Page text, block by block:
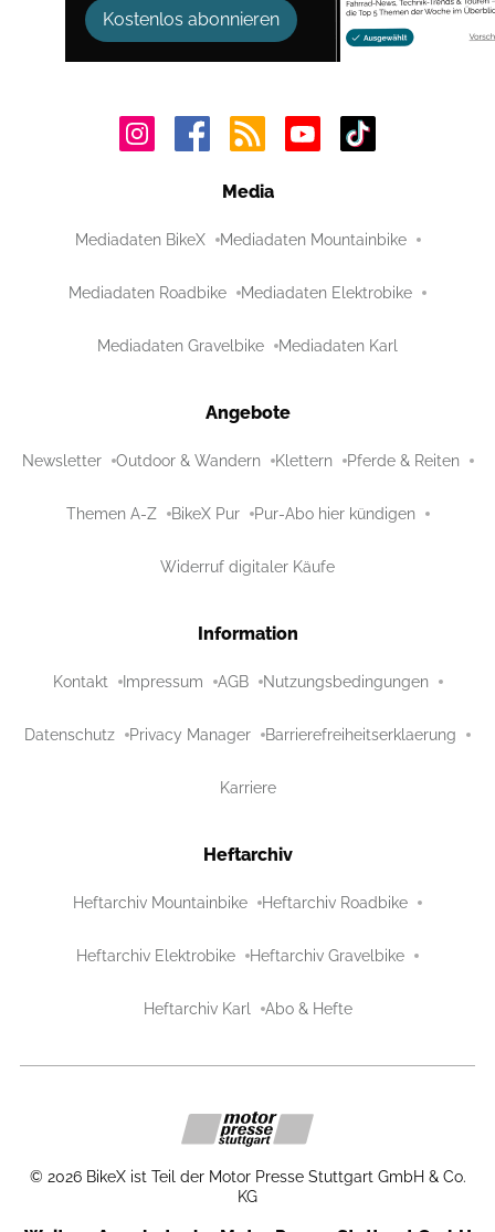
Kostenlos abonnieren
Media
Mediadaten BikeX Mediadaten Mountainbike
Mediadaten Roadbike Mediadaten Elektrobike
Mediadaten Gravelbike Mediadaten Karl
Angebote
Newsletter Outdoor & Wandern Klettern Pferde & Reiten
Themen A-Z BikeX Pur Pur-Abo hier kündigen
Widerruf digitaler Käufe
Information
Kontakt Impressum AGB Nutzungsbedingungen
Datenschutz Privacy Manager Barrierefreiheitserklaerung
Karriere
Heftarchiv
Heftarchiv Mountainbike Heftarchiv Roadbike
Heftarchiv Elektrobike Heftarchiv Gravelbike
Heftarchiv Karl Abo & Hefte
© 2026 BikeX ist Teil der Motor Presse Stuttgart GmbH & Co.
KG